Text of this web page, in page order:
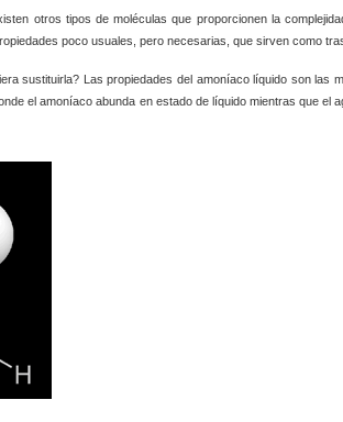
otros tipos de moléculas que proporcionen la
poco usuales, pero necesarias, que sirven como
sustituirla? Las propiedades del amoníaco líquido son las
el amoníaco abunda en estado de líquido mientras que el